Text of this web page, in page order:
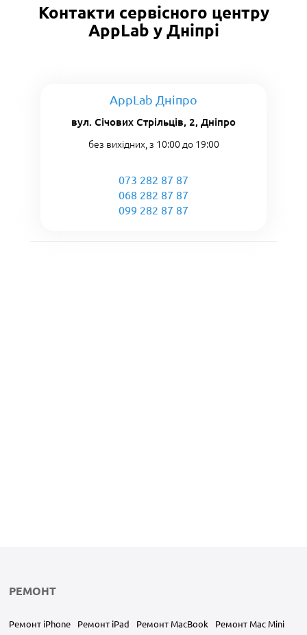
Контакти сервісного центру
AppLab у Дніпрі
AppLab Дніпро
вул. Січових Стрільців, 2, Дніпро
без вихідних, з 10:00 до 19:00
073 282 87 87
068 282 87 87
099 282 87 87
РЕМОНТ
Ремонт iPhone Ремонт iPad Ремонт MacBook Ремонт Mac Mini